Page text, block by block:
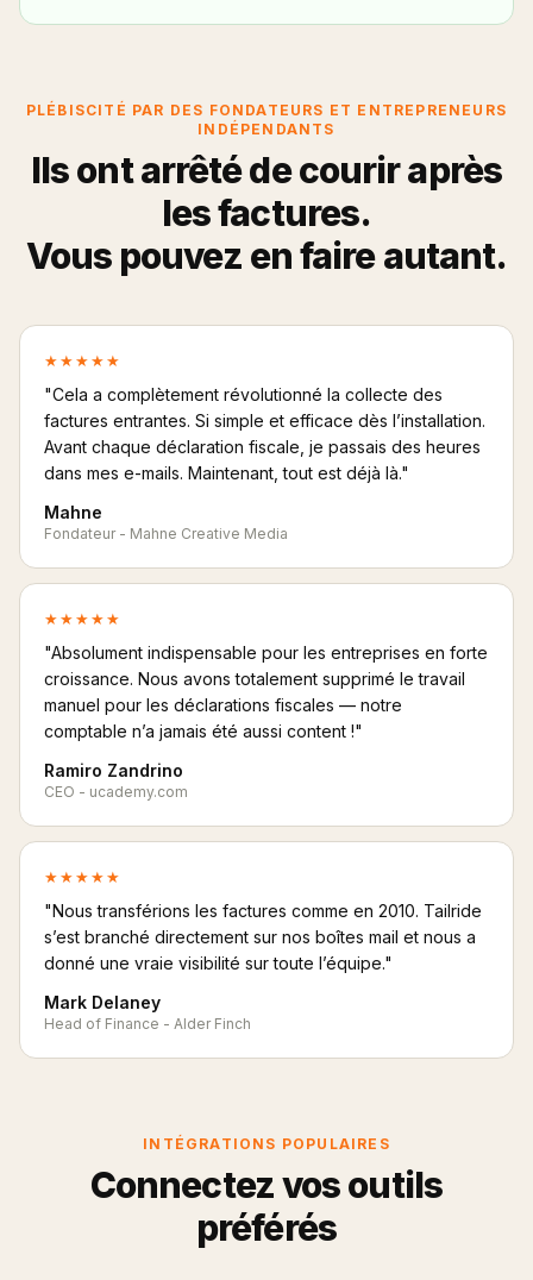
PLÉBISCITÉ PAR DES FONDATEURS ET ENTREPRENEURS
INDÉPENDANTS
Ils ont arrêté de courir après
les factures.
Vous pouvez en faire autant.
★★★★★
"Cela a complètement révolutionné la collecte des
factures entrantes. Si simple et efficace dès l’installation.
Avant chaque déclaration fiscale, je passais des heures
dans mes e-mails. Maintenant, tout est déjà là."
Mahne
Fondateur - Mahne Creative Media
★★★★★
"Absolument indispensable pour les entreprises en forte
croissance. Nous avons totalement supprimé le travail
manuel pour les déclarations fiscales — notre
comptable n’a jamais été aussi content !"
Ramiro Zandrino
CEO - ucademy.com
★★★★★
"Nous transférions les factures comme en 2010. Tailride
s’est branché directement sur nos boîtes mail et nous a
donné une vraie visibilité sur toute l’équipe."
Mark Delaney
Head of Finance - Alder Finch
INTÉGRATIONS POPULAIRES
Connectez vos outils
préférés